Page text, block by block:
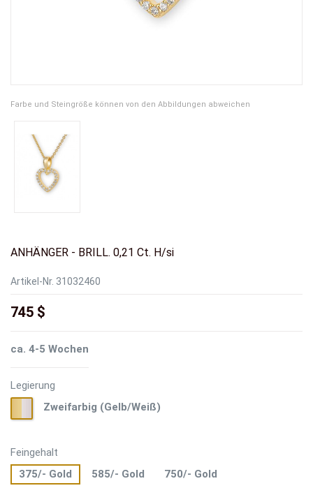
Farbe und Steingröße können von den Abbildungen abweichen
ANHÄNGER - BRILL. 0,21 Ct. H/si
Artikel-Nr. 31032460
745 $
ca. 4-5 Wochen
Legierung
Zweifarbig
(Gelb/Weiß)
Zweifarbig (Gelb/Weiß)
Feingehalt
375/- Gold
585/- Gold 750/- Gold